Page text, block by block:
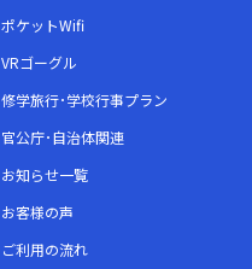
ポケットWifi
VRゴーグル
修学旅行･学校行事プラン
官公庁･自治体関連
お知らせ一覧
お客様の声
ご利用の流れ